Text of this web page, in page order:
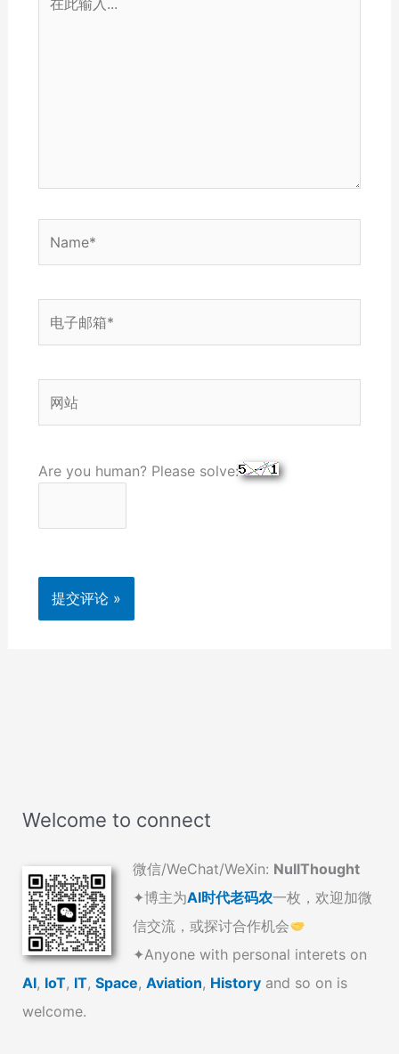
箱
站
Are you human? Please solve:
Welcome to connect
微信/WeChat/WeXin: NullThought
✦博主为AI时代老码农一枚，欢迎加微
信交流，或探讨合作机会
✦Anyone with personal interets on
AI, IoT, IT, Space, Aviation, History and so on is
welcome.